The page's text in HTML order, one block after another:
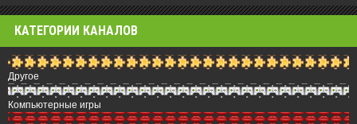
КАТЕГОРИИ КАНАЛОВ
Другое
Компьютерные игры